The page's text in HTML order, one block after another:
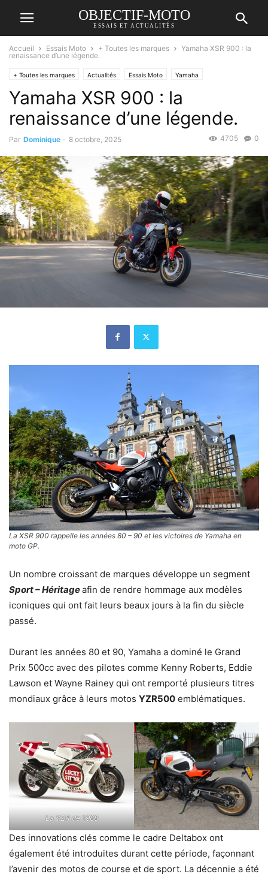
OBJECTIF-MOTO
ESSAIS ET ACTUALITÉS
Accueil Essais Moto + Toutes les marques
Yamaha XSR 900 : la
renaissance d’une légende.
+ Toutes les marques Actualités Essais Moto Yamaha
Yamaha XSR 900 : la
renaissance d’une légende.
Par Dominique - 8 octobre, 2025 0
4705
La XSR 900 rappelle les années 80 – 90 et les victoires de Yamaha en
moto GP.
Un nombre croissant de marques développe un segment
Sport – Héritageafin de rendre hommage aux modèles
iconiques qui ont fait leurs beaux jours à la fin du siècle
passé.
Durant les années 80 et 90, Yamaha a dominé le Grand
Prix 500cc avec des pilotes comme Kenny Roberts, Eddie
Lawson et Wayne Rainey qui ont remporté plusieurs titres
mondiaux grâce à leurs motos YZR500 emblématiques.
La YZR de 1988
Des innovations clés comme le cadre Deltabox ont
également été introduites durant cette période, façonnant
l’avenir des motos de course et de sport. La décennie a été